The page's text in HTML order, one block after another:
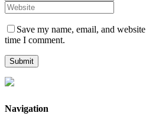
Save my name, email, and
time I comment.
Navigation